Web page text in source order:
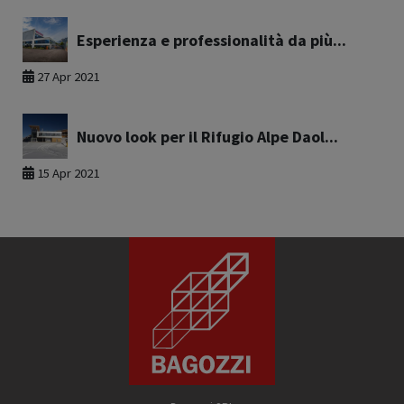
Esperienza e professionalità da più...
27 Apr 2021
Nuovo look per il Rifugio Alpe Daol...
15 Apr 2021